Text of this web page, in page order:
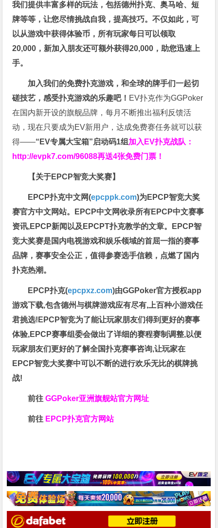
我们提供丰富多样的玩法，包括德州扑克、奥马哈、短
牌等等，让您尽情挑战自我，提高技巧。不仅如此，可
以从游戏中获得体验币，所有玩家每日可以领取
20,000，新加入朋友还可额外获得20,000，助您迅速上
手。
加入我们的免费扑克游戏，和全球的牌手们一起切
磋技艺，感受扑克游戏的乐趣吧！ EV扑克作为GGPoker
在国内新开设的旗舰品牌，每月不断推出福利反馈活
动，现在只要成为EV新用户，达成免费赛任务就可以获
得——“EV专属大宝箱”启动码1组 加入EV扑克战队：
http://evpk7.com/96088再送4张免费门票！
【关于EPCP智竞大奖赛】
EPCP扑克中文网(epcppk.com)为EPCP智竞大奖
赛官方中文网站。EPCP中文网收录所有EPCP中文赛事
资讯,EPCP新闻以及EPCPT扑克教学的文章。EPCP智
竞大奖赛是国内电视游戏和娱乐领域的首屈一指的赛事
品牌，赛事安全公正，值得参赛选手信赖，点燃了国内
扑克热潮。
EPCP扑克(epcpxz.com)由GGPoker官方授权app
游戏下载,包含德州与棋牌游戏应有尽有,上百种小游戏任
君挑选!EPCP智竞为了能让玩家朋友们得到更好的赛事
体验,EPCP赛事组委会做出了详细的赛程赛制调整,以便
玩家朋友们更好的了解全国扑克赛事咨询,让玩家在
EPCP智竞大奖赛中可以不断的进行欢乐无比的棋牌挑
战!
前往GGPoker亚洲旗舰站官方网址
前往 EPCP扑克官方网站